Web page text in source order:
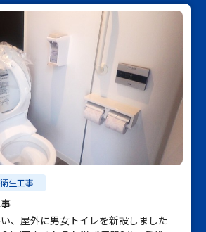
衛生工事
、屋外に男女トイレを新設しました